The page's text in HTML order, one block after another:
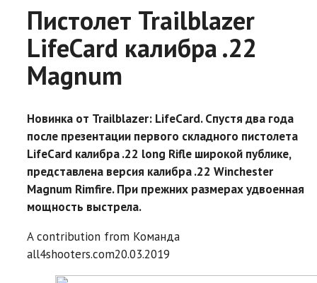
Пистолет Trailblazer
LifeCard калибра .22
Magnum
Новинка от Trailblazer: LifeCard. Спустя два года
после презентации первого складного пистолета
LifeCard калибра .22 long Rifle широкой публике,
представлена версия калибра .22 Winchester
Magnum Rimfire. При прежних размерах удвоенная
мощность выстрела.
A contribution from Команда
all4shooters.com20.03.2019